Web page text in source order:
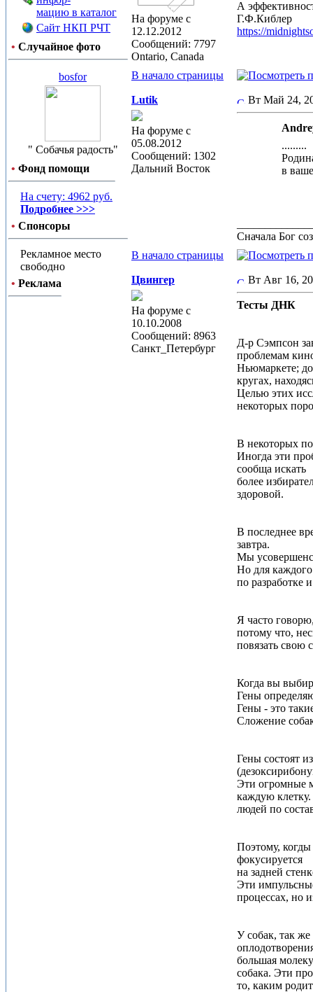
мацию в каталог
Сайт НКП РЧТ
• Случайное фото
bosfor
" Собачья радость"
• Фонд помощи
На счету: 4962 руб.
Подробнее >>>
• Спонсоры
Рекламное место
свободно
• Реклама
На форуме с
12.12.2012
Сообщений: 7797
Ontario, Canada
А
Г.Ф.Киблер
https://
В начало страницы
Lutik
На форуме с
05.08.2012
Сообщений: 1302
Дальний Восток
Вт Май 24,
.........
в
Сначала Бог
В начало страницы
Цвингер
На форуме с
10.10.2008
Сообщений: 8963
Санкт_Петербург
Вт Авг 16,
Тесты ДНК
Д-р Сэмпсон
проблемам
Ньюмаркете;
кругах,
Целью этих
некоторых
В некоторых
Иногда эти
сообща искать
более
здоровой.
В последнее
завтра.
Мы
Но для
по разработке
Я часто
потому что,
повязать свою
Когда вы
Гены
Гены - это
Сложение
Гены состоят
Эти огромные
каждую
людей по
Поэтому,
фокусируется
на задней
Эти
процессах, но
У собак, так же
большая
собака. Эти
то, каким